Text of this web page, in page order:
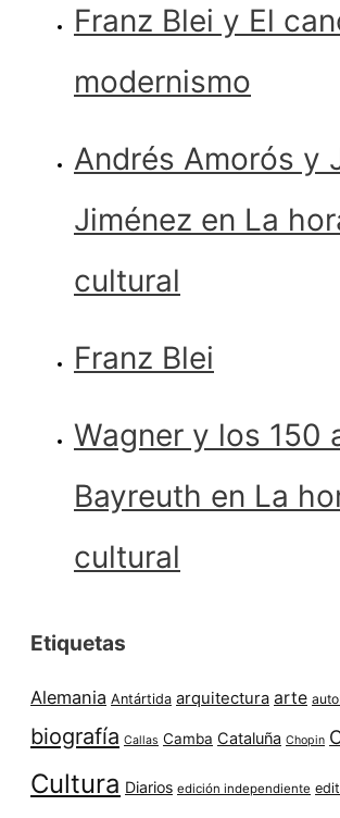
Franz Blei y El
modernismo
Andrés Amorós y
Jiménez en La
cultural
Franz Blei
Wagner y los 150
Bayreuth en La
cultural
Etiquetas
Alemania Antártida arquitectura arte
biografía Callas Camba Cataluña Chopin
Cultura Diarios edición independiente